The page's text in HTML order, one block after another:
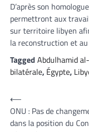
D’après son
permettront aux
sur territoire libyen
la reconstruction et
Tagged Abdulhamid
bilatérale, Égypte,
Navigation
de
⟵
ONU : Pas de
dans la position du